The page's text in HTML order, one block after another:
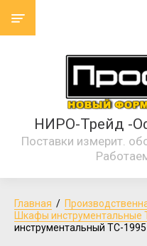
НИРО-Трейд -
Поставки измерит.
Главная
  /
Шкафы инструментальные
инструментальный TC-